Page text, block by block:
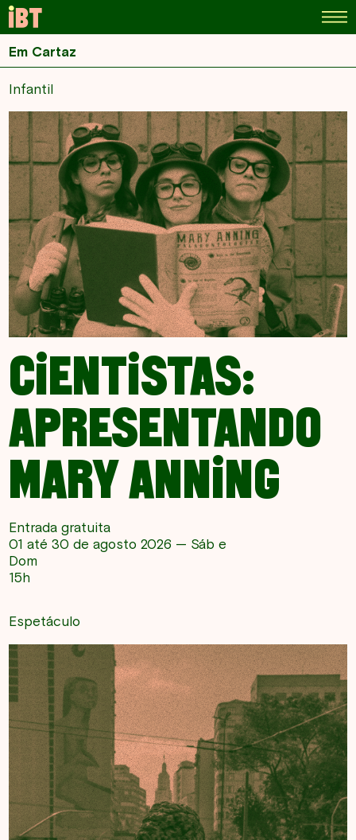
Em Cartaz
Infantil
CIENTISTAS:
APRESENTANDO
MARY ANNING
Entrada gratuita
01 até 30 de agosto 2026 — Sáb e
Dom
15h
Espetáculo